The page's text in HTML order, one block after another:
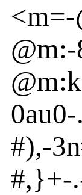
<m=-
@m:-
@m
0au0-
#),-3n
#,}+-.